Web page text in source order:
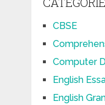
CBSE
Computer
English
English